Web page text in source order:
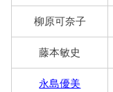
柳原可奈子
藤本敏史
永島優美